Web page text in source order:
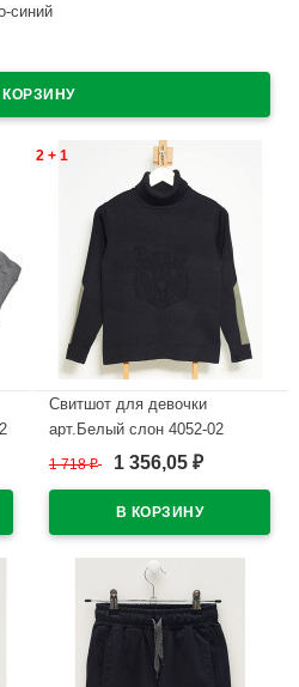
синий
2 + 1
Свитшот для девочки
арт.Белый слон 4052-02
размер 30/122-36/140 цвет
1 718₽ 1 356,05 ₽